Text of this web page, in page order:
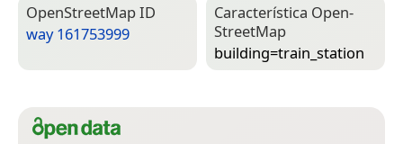
Open­Street­Map ID
way 161753999
Característica Open­
Street­Map
building=­train_station